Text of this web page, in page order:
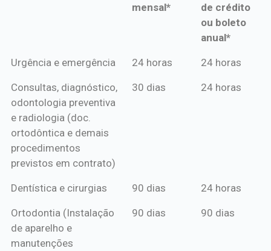
mensal*
de crédito
ou boleto
anual*
*Procedimentos Amil
*Pagamento
mensal*
*Pagamento
de crédito
Urgência e emergência 24 horas 24 horas
Consultas, diagnóstico,
odontologia preventiva
e radiologia (doc.
ortodôntica e demais
procedimentos
previstos em contrato)
30 dias 24 horas
Dentística e cirurgias 90 dias 24 horas
Ortodontia (Instalação
de aparelho e
manutenções
90 dias 90 dias